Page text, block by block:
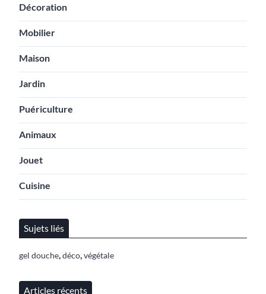
Décoration
Mobilier
Maison
Jardin
Puériculture
Animaux
Jouet
Cuisine
Sujets liés
gel douche déco végétale
Articles récents